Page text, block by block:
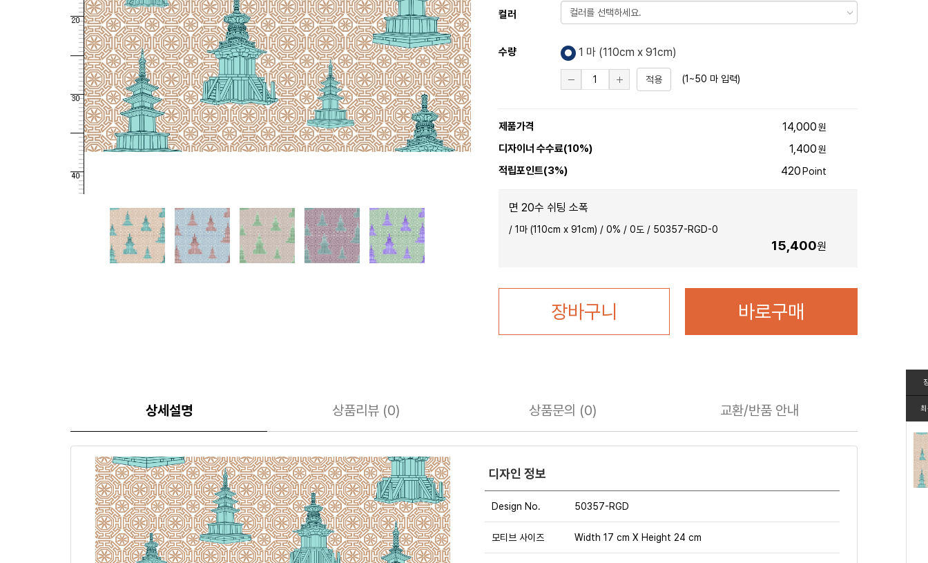
50357-
RGD-
1
50357-
RGD-
2
50357-
RGD-
3
50357-
RGD-
4
컬러
수량 1 마 (110cm x 91cm)
적용 (1~50 마 입력)
제품가격 14,000원
디자이너 수수료(10%) 1,400원
적립포인트(3%) 420 Point
면 20수 쉬팅 소폭
/ 1마 (110cm x 91cm) / 0% / 0도 / 50357-RGD-0
15,400원
장바구니 바로구매
상세 설명 상품리뷰 (0) 상품문의 (0) 교환/반품안내
디자인 정보
Design No. 50357-RGD
모티브 사이즈 Width 17 cm X Height 24 cm